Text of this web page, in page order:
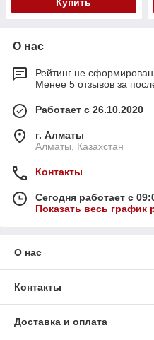
Купить
О нас
Рейтинг не сформирован
Менее 5 отзывов за
Работает с 26.10.2020
г. Алматы
Алматы, Казахстан
Контакты
Сегодня работает с
Показать весь график
О нас
Контакты
Доставка и оплата